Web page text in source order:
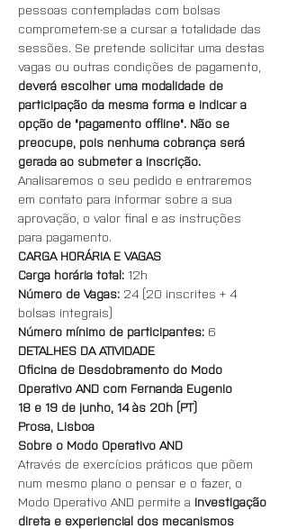
pessoas contempladas com bolsas
comprometem-se a cursar a totalidade das
sessões. Se pretende solicitar uma destas
vagas ou outras condições de pagamento,
deverá escolher uma modalidade de
participação da mesma forma e indicar a
opção de "pagamento offline". Não se
preocupe, pois nenhuma cobrança será
gerada ao submeter a inscrição.
Analisaremos o seu pedido e entraremos
em contato para informar sobre a sua
aprovação, o valor final e as instruções
para pagamento.
CARGA HORÁRIA E VAGAS
Carga horária total: 12h
Número de Vagas: 24 (20 inscrites + 4
bolsas integrais)
Número mínimo de participantes: 6
DETALHES DA ATIVIDADE
Oficina de Desdobramento do Modo
Operativo AND com Fernanda Eugenio
18 e 19 de junho, 14 às 20h (PT)
Prosa, Lisboa
Sobre o Modo Operativo AND
Através de exercícios práticos que põem
num mesmo plano o pensar e o fazer, o
Modo Operativo AND permite a investigação
direta e experiencial dos mecanismos